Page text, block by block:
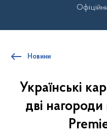
Новини
Українські
дві нагороди